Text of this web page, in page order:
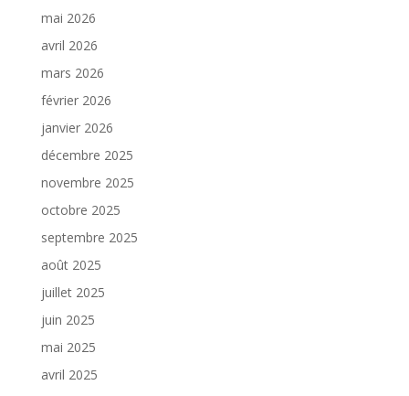
mai 2026
avril 2026
mars 2026
février 2026
janvier 2026
décembre 2025
novembre 2025
octobre 2025
septembre 2025
août 2025
juillet 2025
juin 2025
mai 2025
avril 2025